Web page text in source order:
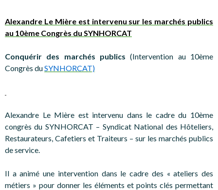
Alexandre Le Mière est intervenu sur les marchés publics
au 10ème Congrès du SYNHORCAT
Conquérir des marchés publics(Intervention au 10ème
Congrès duSYNHORCAT)
Alexandre Le Mière est intervenu dans le cadre du 10ème
congrès du SYNHORCAT – Syndicat National des Hôteliers,
Restaurateurs, Cafetiers et Traiteurs – sur les marchés publics
de service.
Il a animé une intervention dans le cadre des « ateliers des
métiers » pour donner les éléments et points clés permettant